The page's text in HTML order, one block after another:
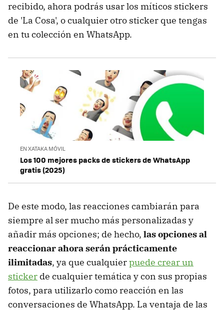
recibido, ahora podrás usar los míticos stickers
de 'La Cosa', o cualquier otro sticker que tengas
en tu colección en WhatsApp.
EN XATAKA MÓVIL
Los 100 mejores packs de stickers de WhatsApp
gratis (2025)
De este modo, las reacciones cambiarán para
siempre al ser mucho más personalizadas y
añadir más opciones; de hecho, las opciones al
reaccionar ahora serán prácticamente
ilimitadas, ya que cualquierpuede crear un
sticker de cualquier temática y con sus propias
fotos, para utilizarlo como reacción en las
conversaciones de WhatsApp. La ventaja de las